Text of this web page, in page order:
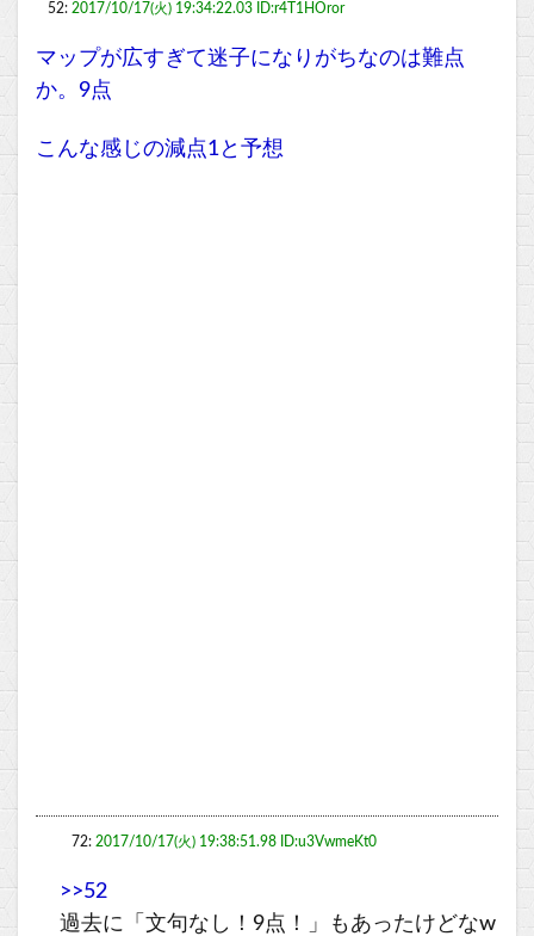
52: 2017/10/17(火) 19:34:22.03 ID:r4T1HOror
マップが広すぎて迷子になりがちなのは難点
か。9点
こんな感じの減点1と予想
72: 2017/10/17(火) 19:38:51.98 ID:u3VwmeKt0
>>52
過去に「文句なし！9点！」もあったけどなw